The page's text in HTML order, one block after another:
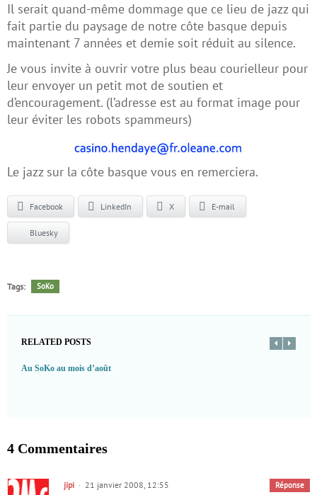
Il serait quand-même dommage que ce lieu de jazz qui
fait partie du paysage de notre côte basque depuis
maintenant 7 années et demie soit réduit au silence.
Je vous invite à ouvrir votre plus beau courielleur pour
leur envoyer un petit mot de soutien et
d’encouragement. (l’adresse est au format image pour
leur éviter les robots spammeurs)
Le jazz sur la côte basque vous en remerciera.
Facebook LinkedIn X E-mail
Bluesky
Tags: SoKo
RELATED POSTS
Au SoKo au mois d’août
4 Commentaires
jipi 21 janvier 2008, 12:55 Réponse